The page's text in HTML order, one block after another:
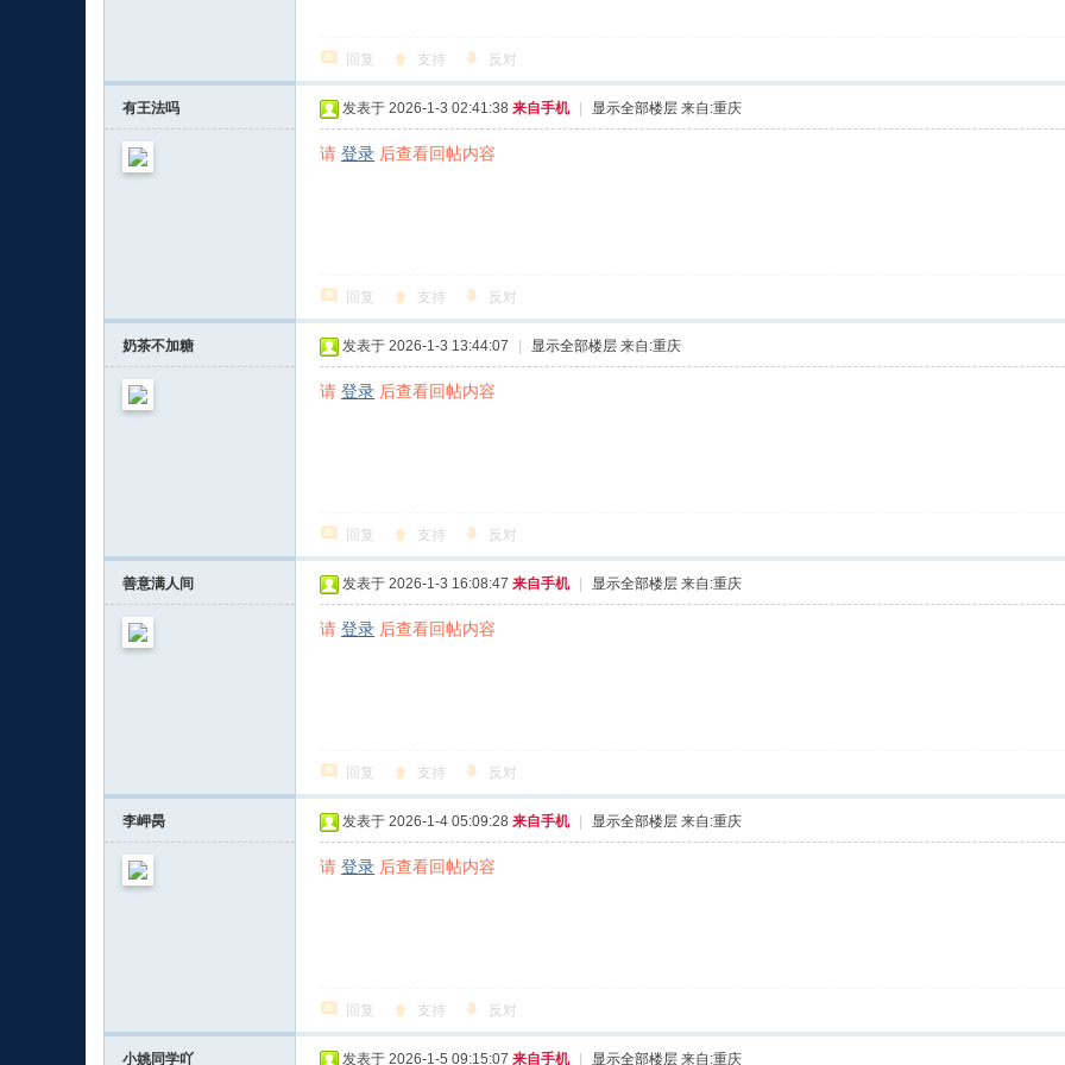
回复 支持 反对
有王法吗 发表于 2026-1-3 02:41:38 来自手机 显示全部楼层 来自:重庆
请 登录 后查看回帖内容
回复 支持 反对
奶茶不加糖 发表于 2026-1-3 13:44:07 显示全部楼层 来自:重庆
请 登录 后查看回帖内容
回复 支持 反对
善意满人间 发表于 2026-1-3 16:08:47 来自手机 显示全部楼层 来自:重庆
请 登录 后查看回帖内容
回复 支持 反对
李岬昺 发表于 2026-1-4 05:09:28 来自手机 显示全部楼层 来自:重庆
请 登录 后查看回帖内容
回复 支持 反对
小姚同学吖 发表于 2026-1-5 09:15:07 来自手机 显示全部楼层 来自:重庆